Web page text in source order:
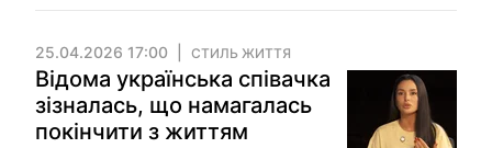
25.04.2026 17:00 СТИЛЬ ЖИТТЯ
Відома українська співачка
зізналась, що намагалась
покінчити з життям